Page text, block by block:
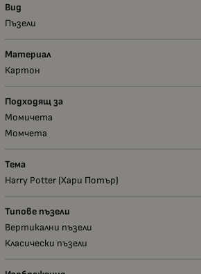
Вид
Пъзели
Материал
Картон
Подходящ за
Момичета
Момчета
Тема
Harry Potter (Хари Потър)
Типове пъзели
Вертикални пъзели
Класически пъзели